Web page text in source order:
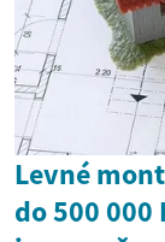
Levné
do 500 000